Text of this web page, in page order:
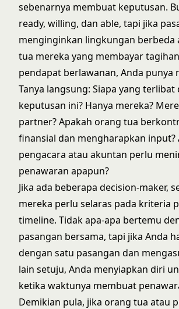
sebenarnya membuat keputusan.
ready, willing, dan able, tapi jika
menginginkan lingkungan berbeda
tua mereka yang membayar
pendapat berlawanan, Anda punya
Tanya langsung: Siapa yang terlibat
keputusan ini? Hanya mereka?
partner? Apakah orang tua
finansial dan mengharapkan input?
pengacara atau akuntan perlu
penawaran apapun?
Jika ada beberapa decision-maker,
mereka perlu selaras pada kriteria
timeline. Tidak apa-apa bertemu
pasangan bersama, tapi jika Anda
dengan satu pasangan dan
lain setuju, Anda menyiapkan diri
ketika waktunya membuat
Demikian pula, jika orang tua atau